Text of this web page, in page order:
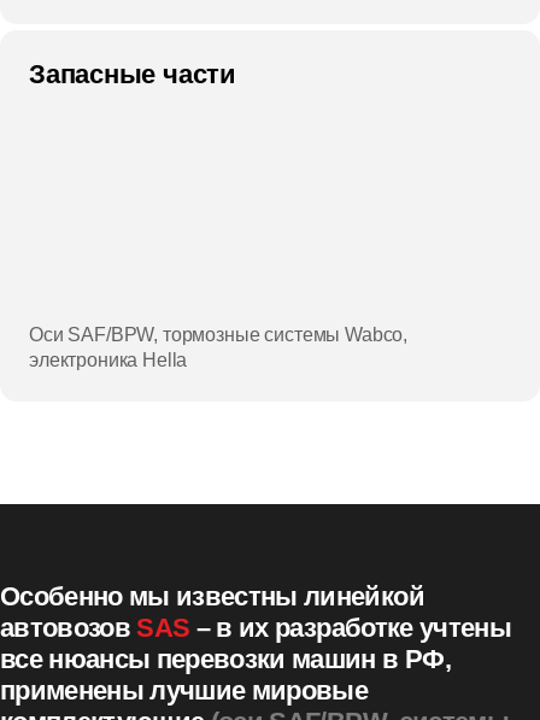
Запасные части
Оси SAF/BPW, тормозные системы Wabco,
электроника Hella
Особенно мы известны линейкой
автовозовSAS – в их разработке учтены
все нюансы перевозки машин в РФ,
применены лучшие мировые